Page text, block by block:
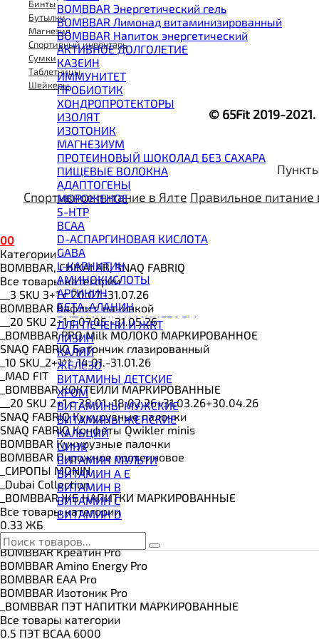
BOMBBAR Энергетический гель
BOMBBAR Лимонад витаминизированный
BOMBBAR Напиток энергетический
АКТИВНОЕ ДОЛГОЛЕТИЕ
КАЗЕИН
ИММУНИТЕТ
ПРОБИОТИК
ХОНДРОПРОТЕКТОРЫ
ИЗОЛЯТ
ИЗОТОНИК
МАГНЕЗИУМ
ПРОТЕИНОВЫЙ ШОКОЛАД БЕЗ САХАРА
ПИЩЕВЫЕ ВОЛОКНА
АДАПТОГЕНЫ
МОРОЖЕНОЕ
5-HTP
BCAA
D-АСПАРГИНОВАЯ КИСЛОТА
GABA
L-КАРНИТИН
АМИНОКИСЛОТЫ
АРГИНИН
БЕТА-АЛАНИН
ВИТАМИНЫ И МИНЕРАЛЫ
ВОССТАНОВИТЕЛИ
ГЕЙНЕР
ГИАЛУРОНОВАЯ КИСЛОТА
ГЛЮТАМИН
ГУАРАНА
ДЛЯ СУСТАВОВ И СВЯЗОК
ДОБАВКИ ДЛЯ СНА
ЖИРОСЖИГАТЕЛИ
КОЛЛАГЕН
КОЭНЗИМ Q10
КРЕАТИН
ПОЛЕЗНЫЕ ЖИРЫ
ПРОТЕИН
ПРОТЕИНОВОЕ ПЕЧЕНЬЕ
ПРОТЕИНОВЫЕ БАТОНЧИКИ
ПРОТЕИНОВЫЕ КАШИ
ТЕСТОБУСТЕРЫ
ЦИТРУЛЛИН МАЛАТ
ПРЕДТРЕНИРОВОЧНЫЕ КОМПЛЕКСЫ
ЭНЕРГЕТИКИ И ЖИРОСЖИГАТЕЛИ#
ДЛЯ ПЕЧЕНИ И ЖКТ
ЛИЗИН
КАЛИЙ
ЖЕЛЕЗО
ВИТАМИНЫ ДЕТСКИЕ
ХРОМ
ВИТАМИНЫ МУЖСКИЕ
ВИТАМИНЫ ЖЕНСКИЕ
КАЛЬЦИЙ
ЦИНК
ВИТАМИН МУЛЬТИ
ВИТАМИН A E
ВИТАМИН B
ВИТАМИН C
ВИТАМИН D
Бинты
Бутылки
Магнезия
Спортивный инвентарь
Сумки
Таблетницы
Шейкеры
© 65Fit 2019-
Спортивное питание в Ялте Правильное питание
00
Категории
BOMBBAR, CHIKALAB, SNAQ FABRIQ
Все товары категории
__3 SKU 3+1 с 20.07.-31.07.26
BOMBBAR Вафли с начинкой
__20 SKU 2+1 с 07.05.-31.05.26
_BOMBBAR PRO Milk МОЛОКО МАРКИРОВАННОЕ
SNAQ FABRIQ Батончик глазированный
_10 SKU_2+1**_14.01.-31.01.26
_MAD FIT
_BOMBBAR КОКТЕЙЛИ МАРКИРОВАННЫЕ
__20 SKU 2+1 с 28.01.-18.02.26+31.03.26+30.04.26
SNAQ FABRIQ Кукурузные палочки
SNAQ FABRIQ Конфеты Qwikler minis
BOMBBAR Кукурузные палочки
BOMBBAR Пирожное протеиновое
_CИРОПЫ MONIN
_Dubai Collection
_BOMBBAR ЖБ НАПИТКИ МАРКИРОВАННЫЕ
Все товары категории
0.33 ЖБ
0.5 ЖБ
BOMBBAR Креатин Pro
BOMBBAR Amino Energy Pro
BOMBBAR EAA Pro
BOMBBAR Изотоник Pro
_BOMBBAR ПЭТ НАПИТКИ МАРКИРОВАННЫЕ
Все товары категории
0.5 ПЭТ ВСАА 6000